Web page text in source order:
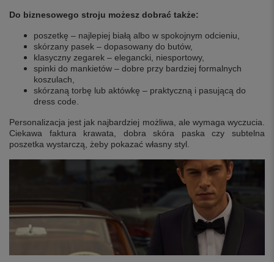
Do biznesowego stroju możesz dobrać także:
poszetkę – najlepiej białą albo w spokojnym odcieniu,
skórzany pasek – dopasowany do butów,
klasyczny zegarek – elegancki, niesportowy,
spinki do mankietów – dobre przy bardziej formalnych
koszulach,
skórzaną torbę lub aktówkę – praktyczną i pasującą do
dress code.
Personalizacja jest jak najbardziej możliwa, ale wymaga wyczucia.
Ciekawa faktura krawata, dobra skóra paska czy subtelna
poszetka wystarczą, żeby pokazać własny styl.